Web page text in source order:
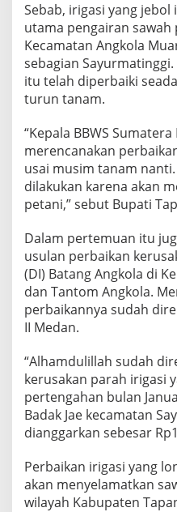
Sebab, irigasi yang
utama pengairan sawah
Kecamatan Angkola
sebagian
itu telah diperbaiki
turun tanam.
“Kepala BBWS
merencanakan
usai musim tanam
dilakukan karena akan
petani,” sebut Bupati
Dalam pertemuan itu
usulan perbaikan
(DI) Batang Angkola di
dan Tantom Angkola.
perbaikannya sudah
II Medan.
“Alhamdulillah sudah
kerusakan parah irigasi
pertengahan bulan
Badak Jae kecamatan
dianggarkan sebesar
Perbaikan irigasi yang
akan menyelamatkan
wilayah Kabupaten